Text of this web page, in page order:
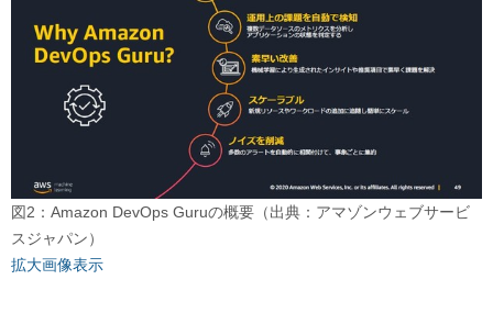
図2：Amazon DevOps Guruの概要（出典：アマゾンウェブサービ
スジャパン）
拡大画像表示